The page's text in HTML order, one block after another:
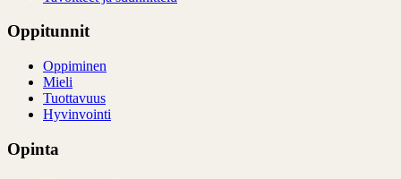
Oppitunnit
Oppiminen
Mieli
Tuottavuus
Hyvinvointi
Opinta